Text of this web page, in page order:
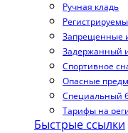
Ручная кладь
Запрещенные
Задержанный
Спортивное
Опасные
Специальный
Тарифы на
Быстрые ссылки